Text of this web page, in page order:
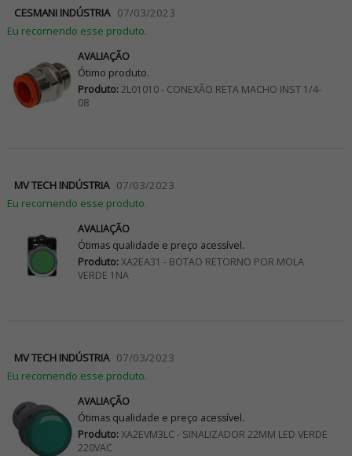
CESMANI INDÚSTRIA 07/03/2023
Eu recomendo esse produto.
AVALIAÇÃO
Ótimo produto.
Produto:2L01010 - CONEXÃO RETA MACHO INST 1/4-
08
MV TECH INDÚSTRIA 07/03/2023
Eu recomendo esse produto.
AVALIAÇÃO
Ótimas qualidade e preço acessível.
Produto:XA2EA31 - BOTAO RETORNO POR MOLA
VERDE 1NA
MV TECH INDÚSTRIA 07/03/2023
Eu recomendo esse produto.
AVALIAÇÃO
Ótimas qualidade e preço acessível.
Produto:XA2EVM3LC - SINALIZADOR 22MM LED VERDE
220VAC